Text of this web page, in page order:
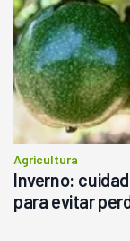
Agricultura
Inverno:
para evitar